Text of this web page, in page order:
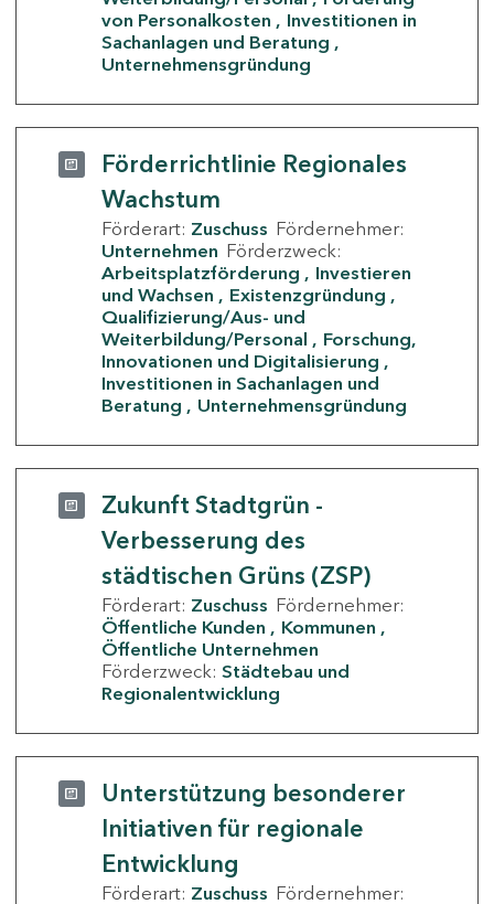
von Personalkosten
Investitionen in
Sachanlagen und Beratung
Unternehmensgründung
Förderrichtlinie Regionales
Wachstum
Förderart: Zuschuss Fördernehmer:
Unternehmen Förderzweck:
Arbeitsplatzförderung
Investieren
und Wachsen
Existenzgründung
Qualifizierung/Aus- und
Weiterbildung/Personal
Forschung,
Innovationen und Digitalisierung
Investitionen in Sachanlagen und
Beratung
Unternehmensgründung
Zukunft Stadtgrün -
Verbesserung des
städtischen Grüns (ZSP)
Förderart: Zuschuss Fördernehmer:
Öffentliche Kunden
Kommunen
Öffentliche Unternehmen
Förderzweck: Städtebau und
Regionalentwicklung
Unterstützung besonderer
Initiativen für regionale
Entwicklung
Förderart: Zuschuss Fördernehmer: